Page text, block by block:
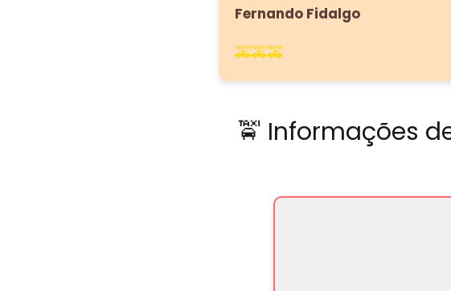
Fernando Fidalgo
🚕🚕🚕
🚖 Informações